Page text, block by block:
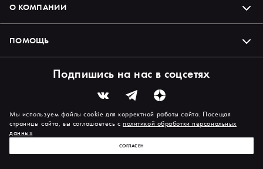
О КОМПАНИИ
ПОМОЩЬ
Подпишись на нас в соцсетях
Мы используем файлы cookie для корректной работы сайта. Посещая
страницы сайта, вы соглашаетесь сполитикой обработки персональных
данных
СОГЛАСЕН